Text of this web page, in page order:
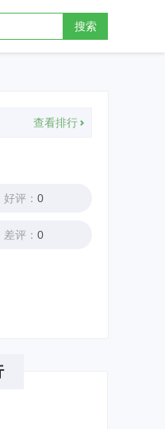
搜索
查看排行
好评： 0
差评： 0